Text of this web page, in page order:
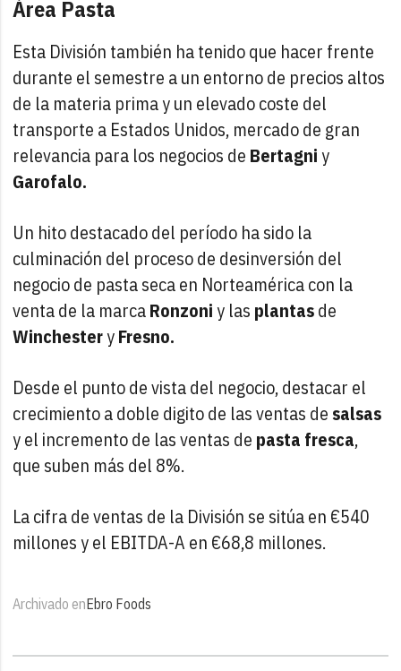
Área Pasta
Esta División también ha tenido que hacer frente
durante el semestre a un entorno de precios altos
de la materia prima y un elevado coste del
transporte a Estados Unidos, mercado de gran
relevancia para los negocios de Bertagniy
Garofalo.
Un hito destacado del período ha sido la
culminación del proceso de desinversión del
negocio de pasta seca en Norteamérica con la
venta de la marcaRonzoniy las plantasde
WinchesteryFresno.
Desde el punto de vista del negocio, destacar el
crecimiento a doble digito de las ventas de salsas
y el incremento de las ventas de pasta fresca,
que suben más del 8%.
La cifra de ventas de la División se sitúa en €540
millones y el EBITDA-A en €68,8 millones.
Archivado enEbro Foods